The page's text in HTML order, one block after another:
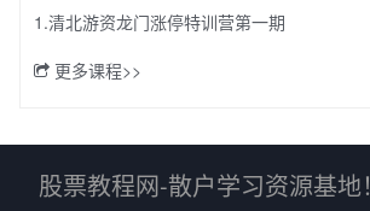
1.清北游资龙门涨停特训营第一期
更多课程>>
股票教程网-散户学习资源基地！